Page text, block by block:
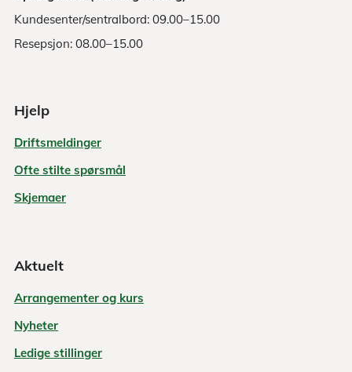
Kundesenter/sentralbord: 09.00–15.00
Resepsjon: 08.00–15.00
Hjelp
Driftsmeldinger
Ofte stilte spørsmål
Skjemaer
Aktuelt
Arrangementer og kurs
Nyheter
Ledige stillinger